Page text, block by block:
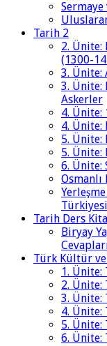
Sermaye
Tarih 2
2. Ünite:
(1300-
3. Ünite:
3. Ünite:
Askerler
4. Ünite:
4. Ünite:
5. Ünite:
5. Ünite:
6. Ünite:
Osmanlı
Türkiyesi
Tarih Ders
Biryay
Türk Kültür
1. Ünite:
2. Ünite:
3. Ünite:
4. Ünite:
5.
6. Ünite: